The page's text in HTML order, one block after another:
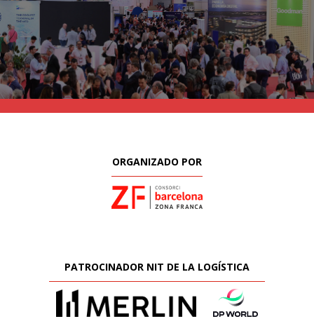
ORGANIZADO POR
PATROCINADOR NIT DE LA LOGÍSTICA